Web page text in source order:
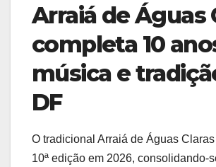
Arraiá de Águas
completa 10
música e
DF
O tradicional Arraiá de Águas
10ª edição em 2026, consolidando-